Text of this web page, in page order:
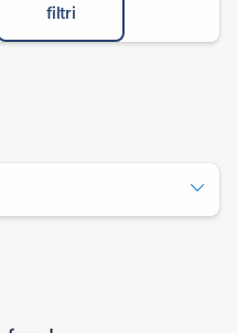
filtri